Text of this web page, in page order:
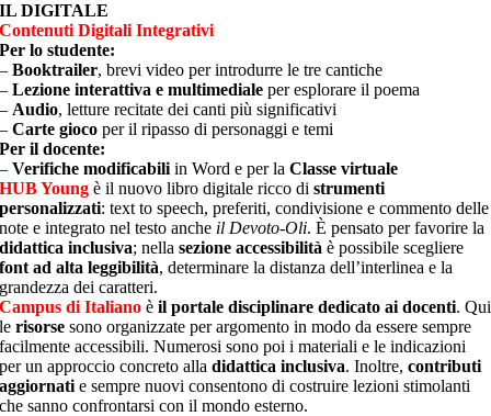
IL DIGITALE
Contenuti Digitali Integrativi
Per lo studente:
–Booktrailer, brevi video per introdurre le tre cantiche
–Lezione interattiva e multimediale per esplorare il poema
– Audio, letture recitate dei canti più significativi
–Carte gioco per il ripasso di personaggi e temi
Per il docente:
–Verifiche modificabili in Word e per laClasse virtuale
HUB Youngè il nuovo libro digitale ricco distrumenti
personalizzati: text to speech, preferiti, condivisione e commento delle
note e integrato nel testo anche il Devoto-Oli. È pensato per favorire la
didattica inclusiva; nellasezione accessibilità è possibile scegliere
font ad alta leggibilità, determinare la distanza dell’interlinea e la
grandezza dei caratteri.
Campus di Italiano èil portale disciplinare dedicato ai docenti. Qui
lerisorse sono organizzate per argomento in modo da essere sempre
facilmente accessibili. Numerosi sono poi i materiali e le indicazioni
per un approccio concreto alladidattica inclusiva. Inoltre,contributi
aggiornati e sempre nuovi consentono di costruire lezioni stimolanti
che sanno confrontarsi con il mondo esterno.